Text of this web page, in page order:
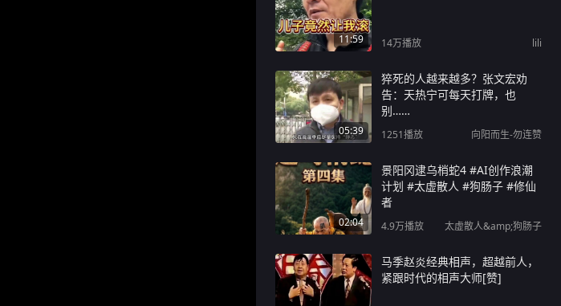
11:59 14万播放 lili
05:39
猝死的人越来越多？张文宏劝
告：天热宁可每天打牌，也
别……
1251播放 向阳而生-勿连赞
02:04
景阳冈逮乌梢蛇4 #AI创作浪潮
计划 #太虚散人 #狗肠子 #修仙
者
4.9万播放 太虚散人&amp;狗肠子
马季赵炎经典相声，超越前人，
紧跟时代的相声大师[赞]